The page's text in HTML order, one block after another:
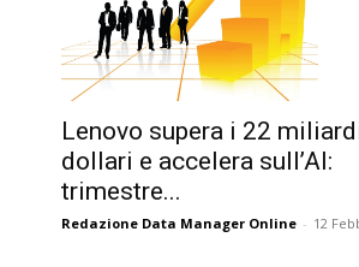
Lenovo supera i 22
dollari e accelera sull’AI:
trimestre...
Redazione Data Manager Online - 12